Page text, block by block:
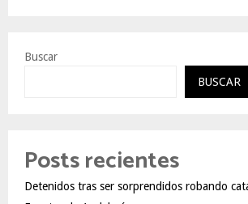
Buscar
BUSCAR
Posts recientes
Detenidos tras ser sorprendidos robando